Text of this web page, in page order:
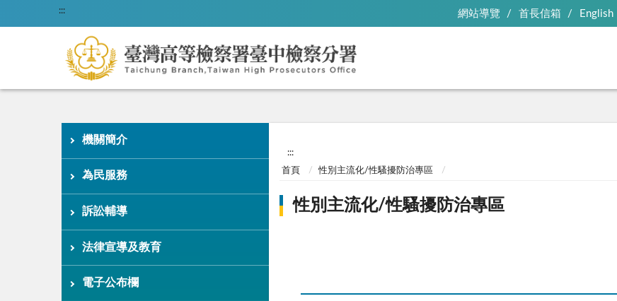
::: 網站導覽 首長信箱 English
機關簡介
為民服務
訴訟輔導
法律宣導及教育
電子公布欄
:::
首頁 性別主流化/性騷擾防治專區
性別主流化/性騷擾防治專區